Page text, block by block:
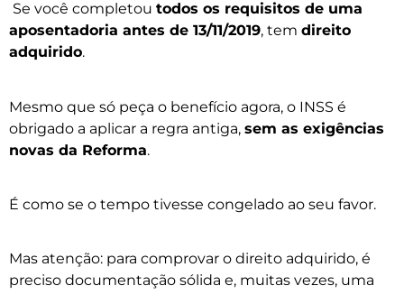
Se você completou todos os requisitos de uma
aposentadoria antes de 13/11/2019, tem direito
adquirido.
Mesmo que só peça o benefício agora, o INSS é
obrigado a aplicar a regra antiga, sem as exigências
novas da Reforma.
É como se o tempo tivesse congelado ao seu favor.
Mas atenção: para comprovar o direito adquirido, é
preciso documentação sólida e, muitas vezes, uma